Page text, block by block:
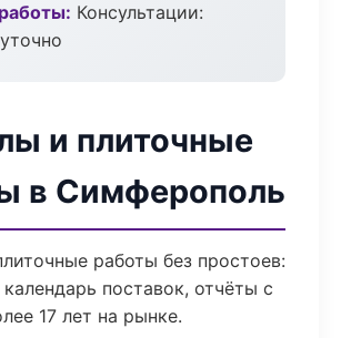
Консультации:
и плиточные
в Симферополь
работы без простоев:
календарь поставок, отчёты с
17 лет на рынке.